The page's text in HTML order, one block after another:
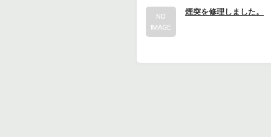
煙突を修理しました。